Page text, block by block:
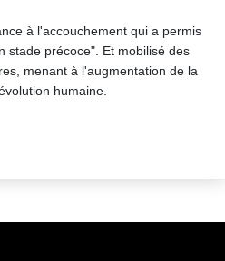
à l'accouchement qui a permis
stade précoce". Et mobilisé des
menant à l'augmentation de la
humaine.